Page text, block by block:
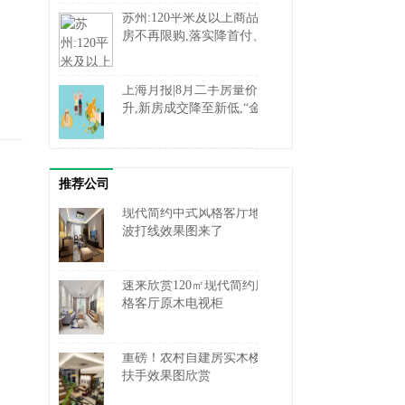
苏州:120平米及以上商品住
房不再限购,落实降首付、
上海月报|8月二手房量价齐
升,新房成交降至新低,“金
推荐公司
现代简约中式风格客厅地砖
波打线效果图来了
速来欣赏120㎡现代简约风
格客厅原木电视柜
重磅！农村自建房实木楼梯
扶手效果图欣赏